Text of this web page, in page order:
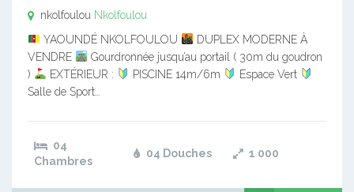
nkolfoulou Nkolfoulou
YAOUNDÉ NKOLFOULOU
DUPLEX MODERNE À
VENDRE
Gourdronnée jusqu’au portail ( 30m du goudron
)
EXTÉRIEUR : PISCINE 14m/6m
Espace Vert
Salle de Sport…
04
Chambres
04 Douches 1 000